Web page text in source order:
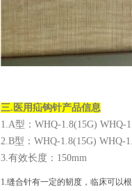
三. 医用疝钩针产品信息
1.A型：WHQ-1.8(15G) WHQ-
2.B型：WHQ-1.8(15G) WHQ-
3.有效长度：150mm
1.缝合针有一定的韧度，临床可以